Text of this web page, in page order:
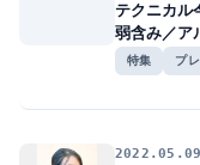
テクニカル
弱含み／ア
特集 プ
2022.05.09